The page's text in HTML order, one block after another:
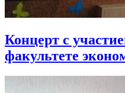
Концерт с
факультете